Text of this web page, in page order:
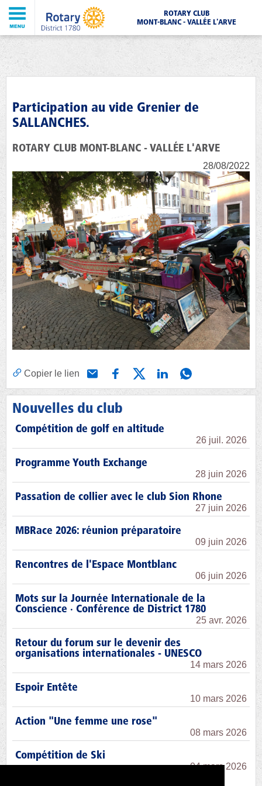
ROTARY CLUB
MONT-BLANC - VALLÉE L'ARVE
Participation au vide Grenier de
SALLANCHES.
ROTARY CLUB MONT-BLANC - VALLÉE L'ARVE
28/08/2022
Copier le lien
Nouvelles du club
Compétition de golf en altitude
26 juil. 2026
Programme Youth Exchange
28 juin 2026
Passation de collier avec le club Sion Rhone
27 juin 2026
MBRace 2026: réunion préparatoire
09 juin 2026
Rencontres de l'Espace Montblanc
06 juin 2026
Mots sur la Journée Internationale de la
Conscience · Conférence de District 1780
25 avr. 2026
Retour du forum sur le devenir des
organisations internationales - UNESCO
14 mars 2026
Espoir Entête
10 mars 2026
Action "Une femme une rose"
08 mars 2026
Compétition de Ski
04 mars 2026